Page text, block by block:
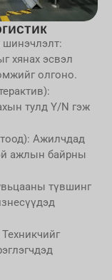
шинэчлэлт:
хянах эсвэл
олгоно.
тулд Y/N гэж
Ажилчдад
ажлын байрны
түвшинг